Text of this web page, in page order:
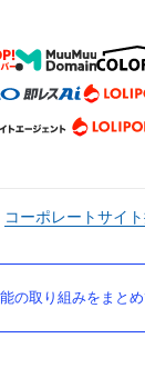
コーポレートサイト
の取り組みをまとめ